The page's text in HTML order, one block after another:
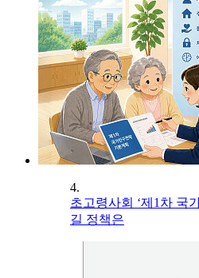
4.
초고령사회 ‘제1차 국
길 정책은